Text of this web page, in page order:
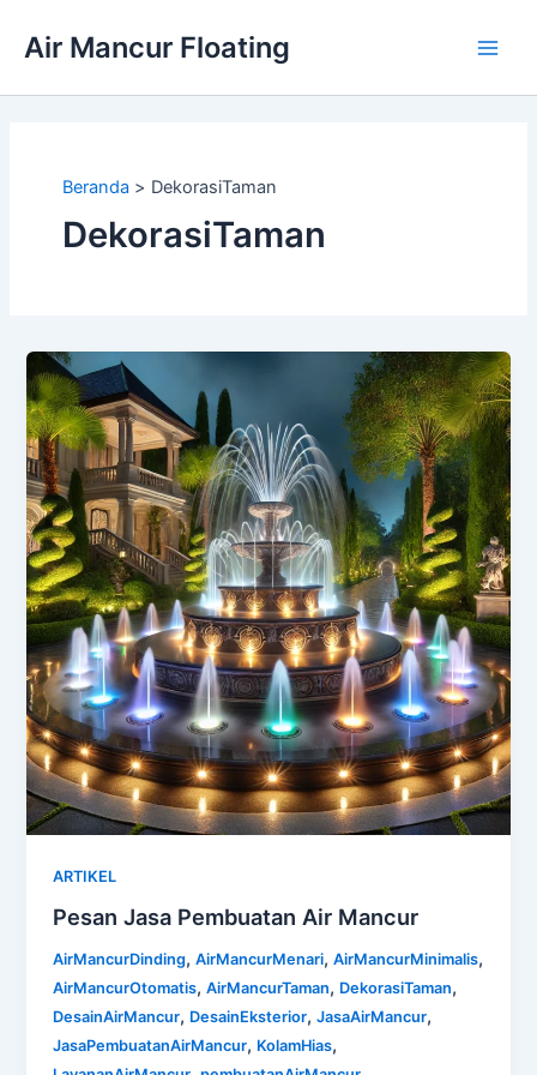
Air Mancur Floating
Beranda DekorasiTaman
DekorasiTaman
ARTIKEL
Pesan Jasa Pembuatan Air Mancur
AirMancurDinding,AirMancurMenari,AirMancurMinimalis,
AirMancurOtomatis,AirMancurTaman, DekorasiTaman,
DesainAirMancur, DesainEksterior,JasaAirMancur,
JasaPembuatanAirMancur, KolamHias,